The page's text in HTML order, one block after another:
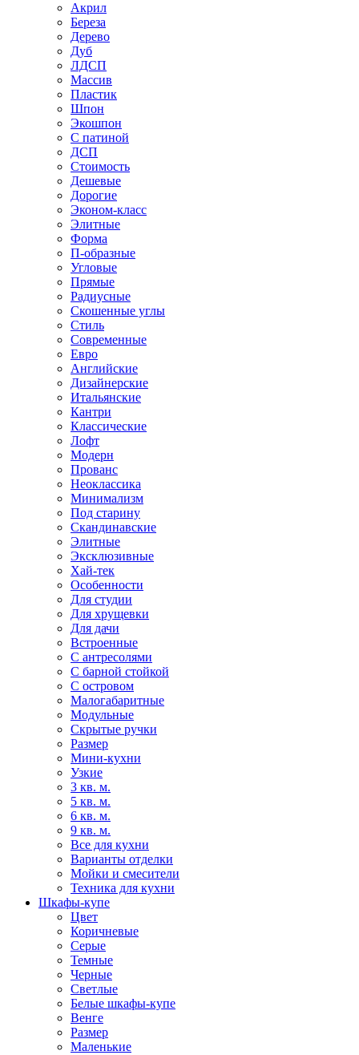
Акрил
Береза
Дерево
Дуб
ЛДСП
Массив
Пластик
Шпон
Экошпон
С патиной
ДСП
Стоимость
Дешевые
Дорогие
Эконом-класс
Элитные
Форма
П-образные
Угловые
Прямые
Радиусные
Скошенные углы
Стиль
Современные
Евро
Английские
Дизайнерские
Итальянские
Кантри
Классические
Лофт
Модерн
Прованс
Неоклассика
Минимализм
Под старину
Скандинавские
Элитные
Эксклюзивные
Хай-тек
Особенности
Для студии
Для хрущевки
Для дачи
Встроенные
С антресолями
С барной стойкой
С островом
Малогабаритные
Модульные
Скрытые ручки
Размер
Мини-кухни
Узкие
3 кв. м.
5 кв. м.
6 кв. м.
9 кв. м.
Все для кухни
Варианты отделки
Мойки и смесители
Техника для кухни
Шкафы-купе
Цвет
Коричневые
Серые
Темные
Черные
Светлые
Белые шкафы-купе
Венге
Размер
Маленькие